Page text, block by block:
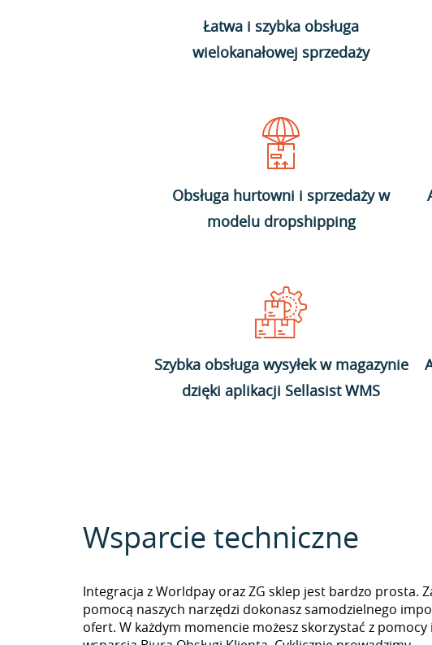
Łatwa i szybka obsługa
wielokanałowej sprzedaży
Obsługa hurtowni i sprzedaży w
modelu dropshipping
Szybka obsługa wysyłek w magazynie
dzięki aplikacji Sellasist WMS
Wsparcie techniczne
Integracja z Worldpay oraz ZG sklep jest bardzo prosta.
pomocą naszych narzędzi dokonasz samodzielnego
ofert. W każdym momencie możesz skorzystać z pomocy i